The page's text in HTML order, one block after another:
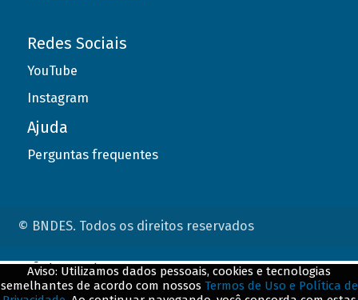
Redes Sociais
YouTube
Instagram
Ajuda
Perguntas frequentes
© BNDES. Todos os direitos reservados
Aviso: Utilizamos dados pessoais, cookies e tecnologias
semelhantes de acordo com nossos Termos de Uso e Política de
ConteÃºdo complementar
${title}${badge}